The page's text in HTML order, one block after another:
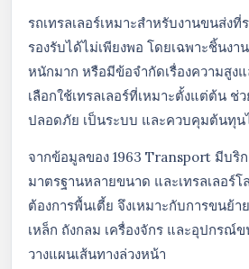
รถเทรลเลอร์เหมาะสำหรับงานขนส่ง
รองรับได้ไม่เพียงพอ โดยเฉพาะชิ้นง
หนักมาก หรือมีข้อจำกัดเรื่องความสูง
เลือกใช้เทรลเลอร์ที่เหมาะตั้งแต่ต้น ช่
ปลอดภัย เป็นระบบ และควบคุมต้นทุ
จากข้อมูลของ 1963 Transport มีบริก
มาตรฐานหลายขนาด และเทรลเลอร์โ
ต้องการพื้นเตี้ย จึงเหมาะกับการขนย้า
เหล็ก ถังกลม เครื่องจักร และอุปกรณ์
วางแผนเส้นทางล่วงหน้า